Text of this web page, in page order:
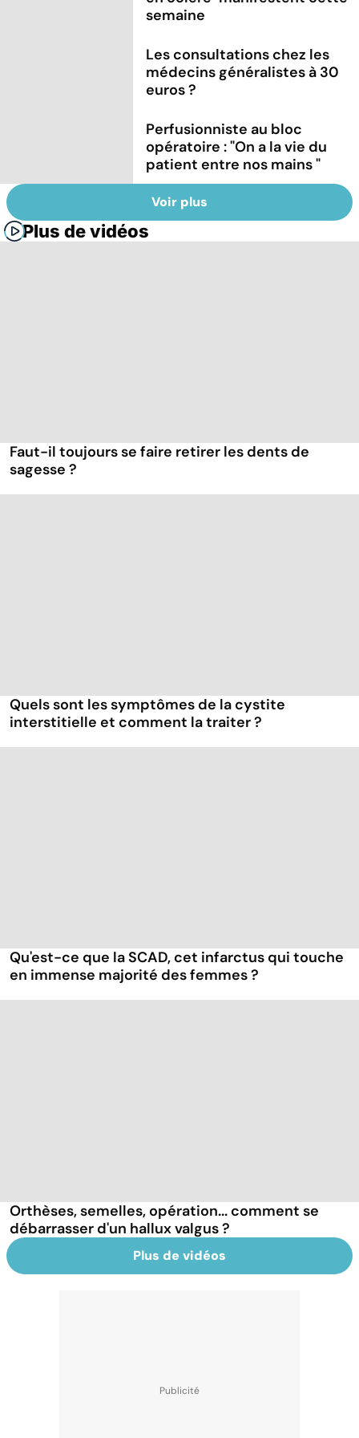
semaine
Les consultations chez les
médecins généralistes à 30
euros ?
Perfusionniste au bloc
opératoire : "On a la vie du
patient entre nos mains "
Voir plus
Plus de vidéos
Faut-il toujours se faire retirer les dents de
sagesse ?
Quels sont les symptômes de la cystite
interstitielle et comment la traiter ?
Qu'est-ce que la SCAD, cet infarctus qui touche
en immense majorité des femmes ?
Orthèses, semelles, opération... comment se
débarrasser d'un hallux valgus ?
Plus de vidéos